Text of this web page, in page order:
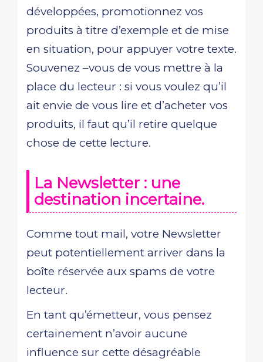
développées, promotionnez vos
produits à titre d’exemple et de mise
en situation, pour appuyer votre texte.
Souvenez –vous de vous mettre à la
place du lecteur : si vous voulez qu’il
ait envie de vous lire et d’acheter vos
produits, il faut qu’il retire quelque
chose de cette lecture.
La Newsletter : une
destination incertaine.
Comme tout mail, votre Newsletter
peut potentiellement arriver dans la
boîte réservée aux spams de votre
lecteur.
En tant qu’émetteur, vous pensez
certainement n’avoir aucune
influence sur cette désagréable